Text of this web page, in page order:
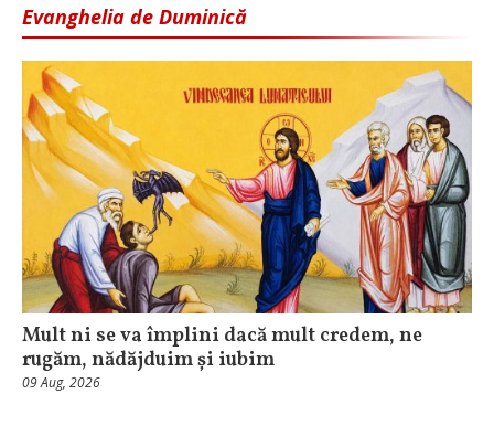
Evanghelia de Duminică
Mult ni se va împlini dacă mult credem, ne
rugăm, nădăjduim și iubim
09 Aug, 2026